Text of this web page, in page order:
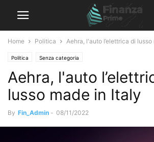
Home Politica Aehra, l'auto l’elettrica di
Politica Senza categoria
Aehra, l'auto
lusso made in Italy
By Fin_Admin - 08/11/2022